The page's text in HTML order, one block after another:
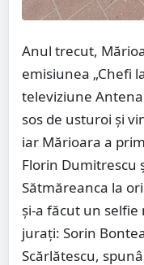
Anul trecut,
emisiunea „Chefi
televiziune
sos de usturoi și
iar Mărioara a
Florin Dumitrescu
Sătmăreanca la
și-a făcut un
jurați: Sorin
Scărlătescu,